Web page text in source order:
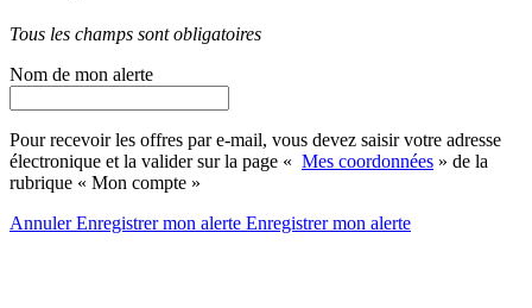
Tous les champs sont obligatoires
Nom de mon alerte
Pour recevoir les offres par e-mail, vous devez saisir votre adresse
électronique et la valider sur la page « Mes coordonnées » de la
rubrique « Mon compte »
AnnulerEnregistrer mon alerte Enregistrermon alerte